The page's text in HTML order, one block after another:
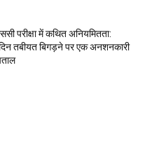
परीक्षा में कथित अनियमितता:
तबीयत बिगड़ने पर एक अनशनकारी